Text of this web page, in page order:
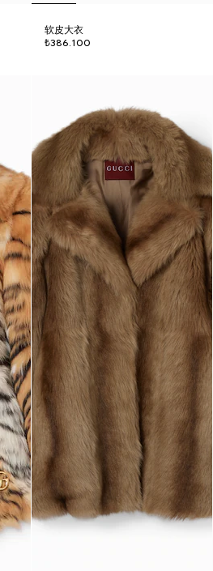
软皮大衣
₺386.100